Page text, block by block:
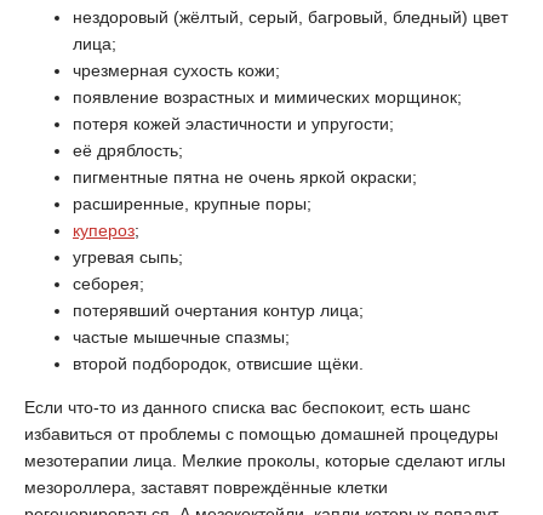
нездоровый (жёлтый, серый, багровый, бледный) цвет
лица;
чрезмерная сухость кожи;
появление возрастных и мимических морщинок;
потеря кожей эластичности и упругости;
её дряблость;
пигментные пятна не очень яркой окраски;
расширенные, крупные поры;
купероз;
угревая сыпь;
себорея;
потерявший очертания контур лица;
частые мышечные спазмы;
второй подбородок, отвисшие щёки.
Если что-то из данного списка вас беспокоит, есть шанс
избавиться от проблемы с помощью домашней процедуры
мезотерапии лица. Мелкие проколы, которые сделают иглы
мезороллера, заставят повреждённые клетки